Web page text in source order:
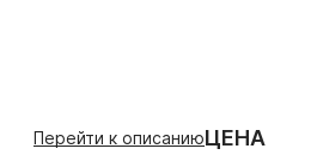
Перейти к описаниюЦЕНА